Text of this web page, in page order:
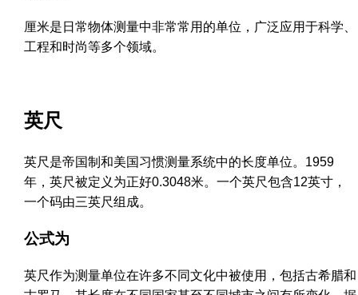
厘米是日常物体测量中非常常用的单位，广泛应用于科学、
工程和时尚等多个领域。
英尺
英尺是帝国制和美国习惯测量系统中的长度单位。1959
年，英尺被定义为正好0.3048米。一个英尺包含12英寸，
一个码由三英尺组成。
公式为
英尺作为测量单位在许多不同文化中被使用，包括古希腊和